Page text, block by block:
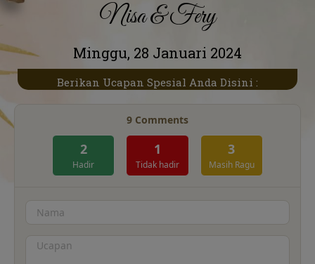
Nisa & Fery
Minggu, 28 Januari 2024
Berikan Ucapan Spesial Anda Disini :
9 Comments
2
Hadir
1
Tidak hadir
3
Masih Ragu